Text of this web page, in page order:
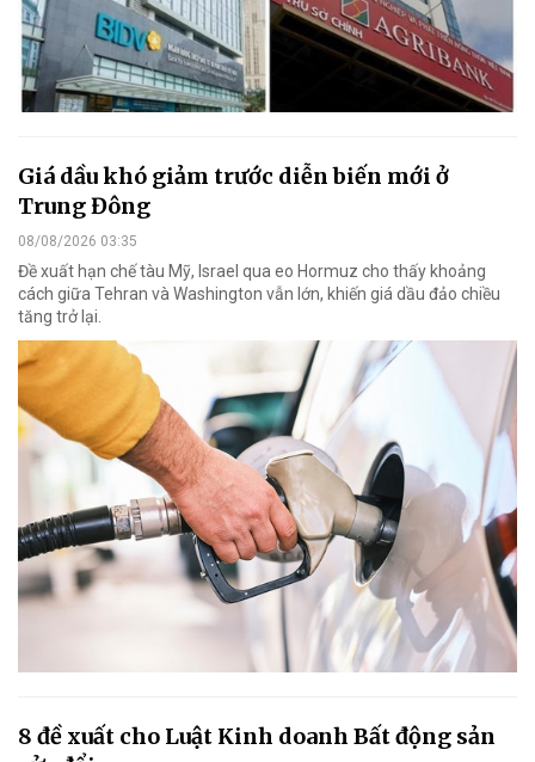
Giá dầu khó giảm trước diễn biến mới ở
Trung Đông
08/08/2026 03:35
Đề xuất hạn chế tàu Mỹ, Israel qua eo Hormuz cho thấy khoảng
cách giữa Tehran và Washington vẫn lớn, khiến giá dầu đảo chiều
tăng trở lại.
8 đề xuất cho Luật Kinh doanh Bất động sản